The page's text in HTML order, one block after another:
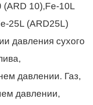
(ARD 10),Fe-10L
25L (ARD25L)
давления сухого
давлении. Газ,
давлении,